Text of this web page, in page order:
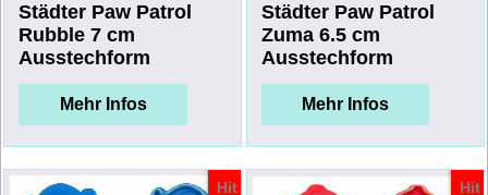
Städter Paw Patrol
Rubble 7 cm
Ausstechform
Mehr Infos
Städter Paw Patrol
Zuma 6.5 cm
Ausstechform
Mehr Infos
Hit Hit